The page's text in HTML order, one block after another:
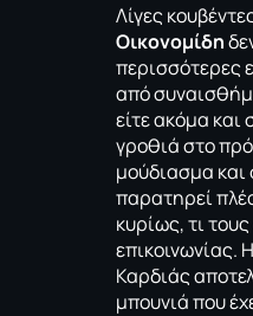
Λίγες
Οικονομίδη
περισσότερες
από
είτε ακόμα
γροθιά στο
μούδιασμα και
παρατηρεί
κυρίως, τι
επικοινωνίας.
Καρδιάς
μπουνιά που